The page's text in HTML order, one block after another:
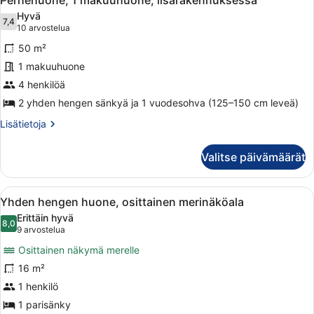
kaikki
huonetyypin
Perhehuone,
1
makuuhuone,
lisärakennuksessa
kuvat
7,47,4 kautta 10
Hyvä
10 arvostelua
(10
arvostelua)
50 m²
1 makuuhuone
4 henkilöä
2 yhden hengen sänkyä ja 1 vuodesohva (125–150 cm leveä)
Lisätietoja
Lisätietoja
makuuhuone,
lisärakennuksessa
Valitse päivämäärät
Avaa
kaikki
huonetyypin
Yhden
hengen
huone,
osittainen
merinäköala
Hotellihuone, jossa on sänky,
1
Yhden hengen huone, osittainen merinäköala
8,08,0 kautta 10
Erittäin hyvä
9 arvostelua
(9
arvostelua)
Osittainen näkymä merelle
16 m²
1 henkilö
1 parisänky